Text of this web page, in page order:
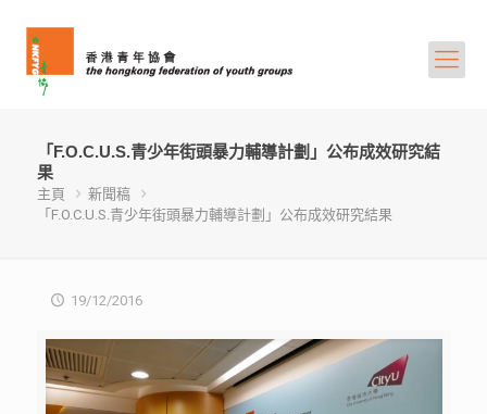
「F.O.C.U.S.青少年街頭暴力輔導計劃」公布成效研究結
果
主頁
新聞稿
「F.O.C.U.S.青少年街頭暴力輔導計劃」公布成效研究結果
19/12/2016